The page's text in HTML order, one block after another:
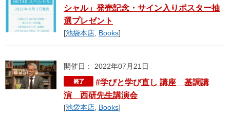
シャル」発売記念・サイン入りポスター抽
選プレゼント
[池袋本店 Books]
開催日： 2022年07月21日
#学びと学び直し 講座 基調講
演 西研先生講演会
[池袋本店 Books]